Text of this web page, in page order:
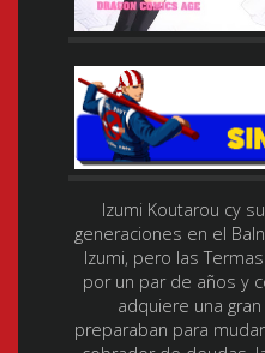
Izumi Koutarou cy
generaciones en el
Izumi, pero las
por un par de años y
adquiere una
preparaban para